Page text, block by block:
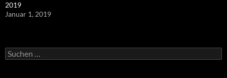
2019
Januar 1, 2019
Suchen
nach: